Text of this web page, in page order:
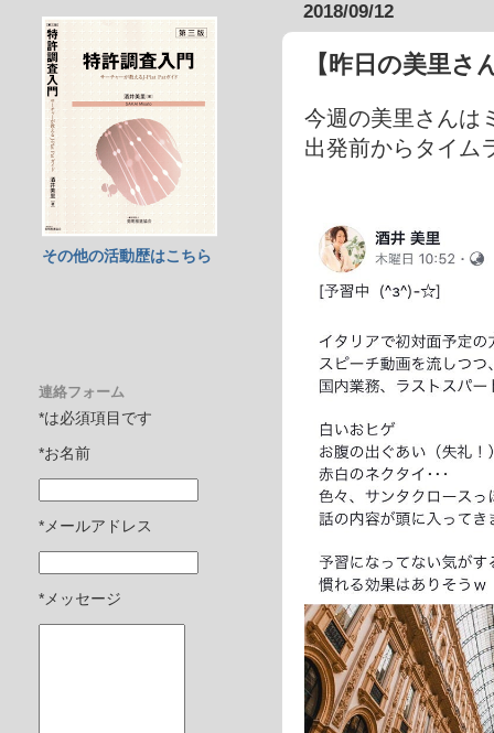
2018/09/12
【昨日の美里さ
今週の美里さんは
出発前からタイム
その他の活動歴はこちら
連絡フォーム
*は必須項目です
*お名前
*メールアドレス
*メッセージ